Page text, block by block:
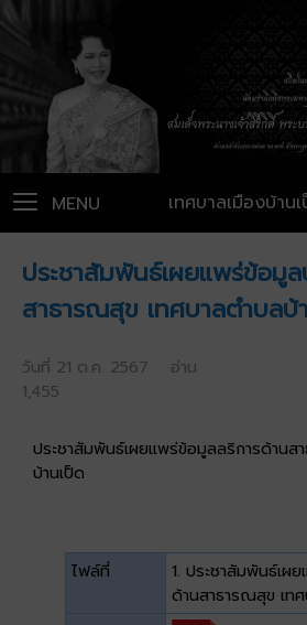
เทศบาลเมืองบ้าน
MENU
ประชาสัมพันธ์เผยแพร่ข้อมู
สาธารณสุข เทศบาลตำบลบ้
วันที่ 21 ต.ค. 2567 อ่าน
1,455
ประชาสัมพันธ์เผยแพร่ข้อมูลลริการด้านส
บ้านเป็ด
ไฟล์ที่
1. ประชาสัมพันธ์เผ
ด้านสาธารณสุข เท